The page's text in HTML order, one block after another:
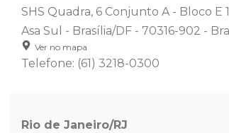
SHS Quadra, 6 Conjunto A - Bloco E
Asa Sul - Brasília/DF - 70316-902 -
Ver no mapa
Telefone: (61) 3218-0300
Rio de Janeiro/RJ